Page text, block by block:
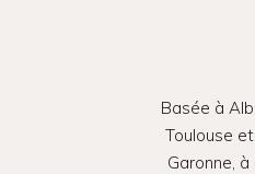
Basée à
Toulouse
Garonne, à